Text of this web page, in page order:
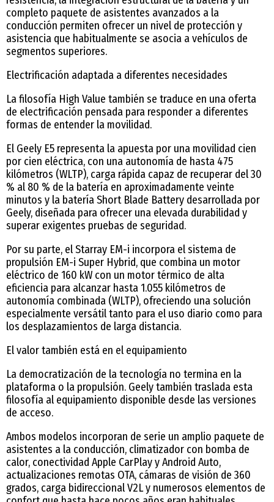
completo paquete de asistentes avanzados a la
conducción permiten ofrecer un nivel de protección y
asistencia que habitualmente se asocia a vehículos de
segmentos superiores.
Electrificación adaptada a diferentes necesidades
La filosofía High Value también se traduce en una oferta
de electrificación pensada para responder a diferentes
formas de entender la movilidad.
El Geely E5 representa la apuesta por una movilidad cien
por cien eléctrica, con una autonomía de hasta 475
kilómetros (WLTP), carga rápida capaz de recuperar del 30
% al 80 % de la batería en aproximadamente veinte
minutos y la batería Short Blade Battery desarrollada por
Geely, diseñada para ofrecer una elevada durabilidad y
superar exigentes pruebas de seguridad.
Por su parte, el Starray EM-i incorpora el sistema de
propulsión EM-i Super Hybrid, que combina un motor
eléctrico de 160 kW con un motor térmico de alta
eficiencia para alcanzar hasta 1.055 kilómetros de
autonomía combinada (WLTP), ofreciendo una solución
especialmente versátil tanto para el uso diario como para
los desplazamientos de larga distancia.
El valor también está en el equipamiento
La democratización de la tecnología no termina en la
plataforma o la propulsión. Geely también traslada esta
filosofía al equipamiento disponible desde las versiones
de acceso.
Ambos modelos incorporan de serie un amplio paquete de
asistentes a la conducción, climatizador con bomba de
calor, conectividad Apple CarPlay y Android Auto,
actualizaciones remotas OTA, cámaras de visión de 360
grados, carga bidireccional V2L y numerosos elementos de